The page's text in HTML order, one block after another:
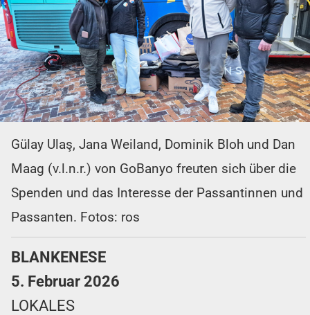
Gülay Ulaş, Jana Weiland, Dominik Bloh und Dan
Maag (v.l.n.r.) von GoBanyo freuten sich über die
Spenden und das Interesse der Passantinnen und
Passanten. Fotos: ros
BLANKENESE
5. Februar 2026
LOKALES